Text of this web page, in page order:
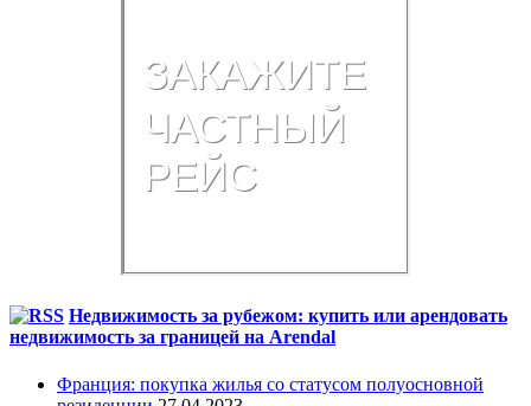
Недвижимость за рубежом: купить или арендовать
недвижимость за границей на Arendal
Франция: покупка жилья со статусом полуосновной